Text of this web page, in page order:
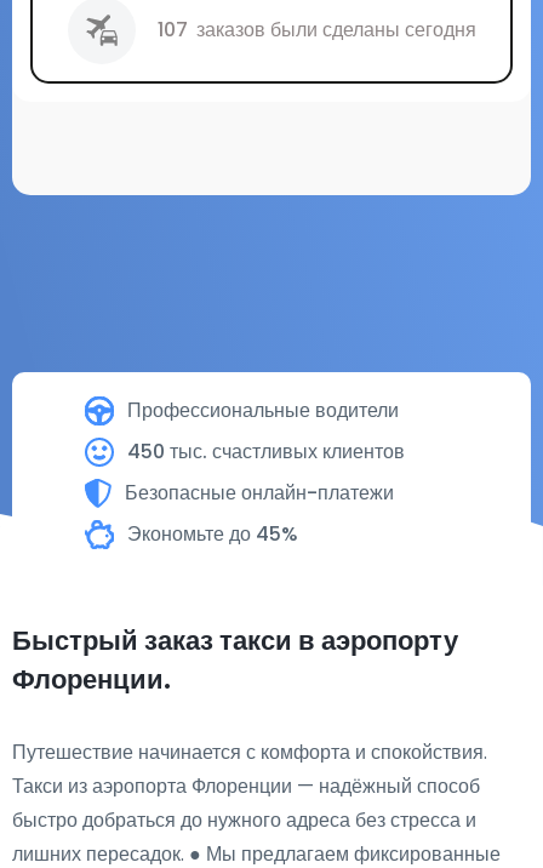
Профессиональные водители
450 тыс. счастливых клиентов
Безопасные онлайн-платежи
Экономьте до 45%
107 заказов были сделаны сегодня
Быстрый заказ такси в аэропорту
Флоренции.
Путешествие начинается с комфорта и спокойствия.
Такси из аэропорта Флоренции — надёжный способ
быстро добраться до нужного адреса без стресса и
лишних пересадок. ● Мы предлагаем фиксированные